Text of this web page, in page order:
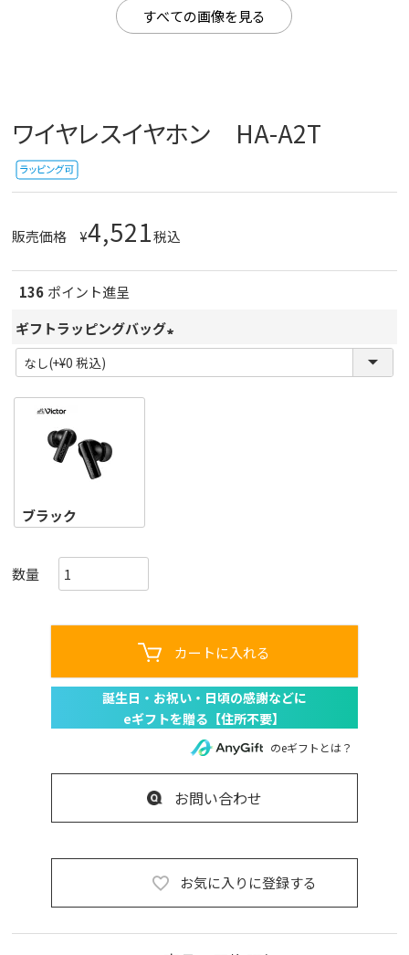
すべての画像を見る
ワイヤレスイヤホン HA-A2T
販売価格 ¥4,521税込
136 ポイント進呈
ギフトラッピングバッグ
必
ブラック
お気に入りに登録する
カートに入れる
のeギフトとは？
お問い合わせ